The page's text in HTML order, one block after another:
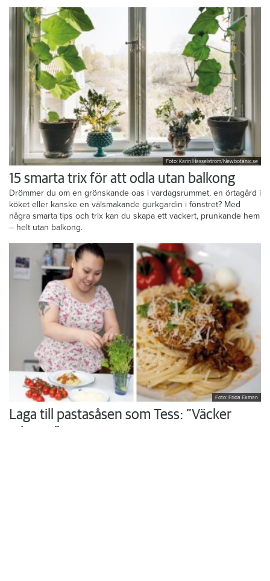
Foto: Karin Hasselström/Newbotanic.se
15 smarta trix för att odla utan balkong
Drömmer du om en grönskande oas i vardagsrummet, en örtagård i
köket eller kanske en välsmakande gurkgardin i fönstret? Med
några smarta tips och trix kan du skapa ett vackert, prunkande hem
– helt utan balkong.
Foto: Frida Ekman
Laga till pastasåsen som Tess: ”Väcker
minnen”